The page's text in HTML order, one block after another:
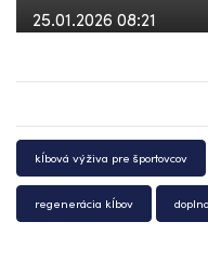
25.01.2026 08:21
kĺbová výživa pre športovcov
regenerácia kĺbov